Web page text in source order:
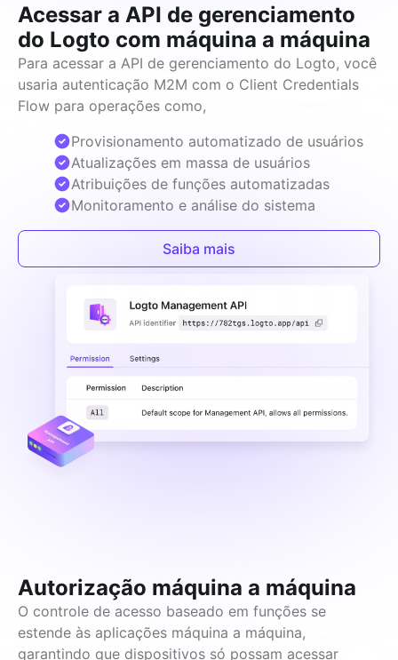
Acessar a API de gerenciamento
do Logto com máquina a máquina
Para acessar a API de gerenciamento do Logto, você
usaria autenticação M2M com o Client Credentials
Flow para operações como,
Provisionamento automatizado de usuários
Atualizações em massa de usuários
Atribuições de funções automatizadas
Monitoramento e análise do sistema
Saiba mais
Autorização máquina a máquina
O controle de acesso baseado em funções se
estende às aplicações máquina a máquina,
garantindo que dispositivos só possam acessar